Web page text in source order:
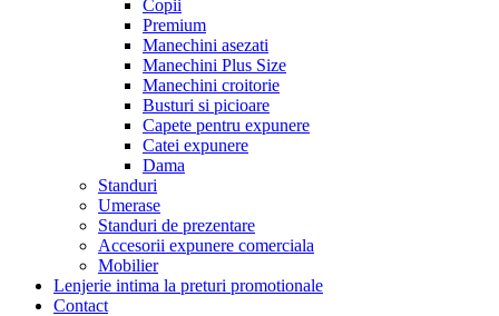
Copii
Premium
Manechini asezati
Manechini Plus Size
Manechini croitorie
Busturi si picioare
Capete pentru expunere
Catei expunere
Dama
Standuri
Umerase
Standuri de prezentare
Accesorii expunere comerciala
Mobilier
Lenjerie intima la preturi promotionale
Contact